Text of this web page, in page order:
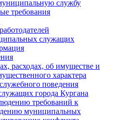
службу
требования
служащих
расходах, об имуществе и
характера
поведения
города Кургана
требований к
муниципальных